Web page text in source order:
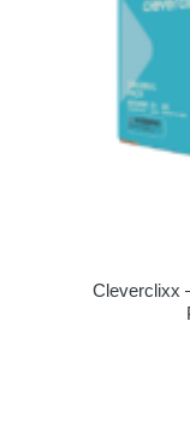
Cleverclixx